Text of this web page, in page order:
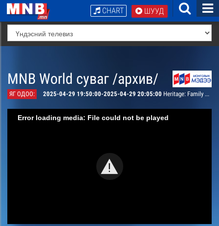
ШУУД
CHART
MNB World суваг /архив/
ЯГ ОДОО: 2025-04-29 19:50:00-2025-04-29 20:05:00 Heritage: Family Tree
Error loading media: File could not be played